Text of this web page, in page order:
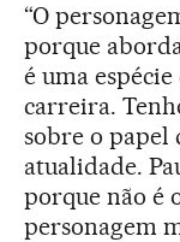
“O
porque
é uma
carreira.
sobre o papel
atualidade.
porque não é
personagem